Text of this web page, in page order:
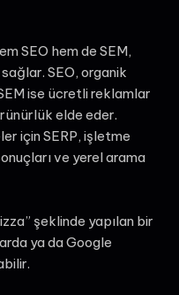
SEO hem de SEM,
SEO, organik
ise ücretli reklamlar
elde eder.
için SERP, işletme
ve yerel arama
şeklinde yapılan bir
ya da Google